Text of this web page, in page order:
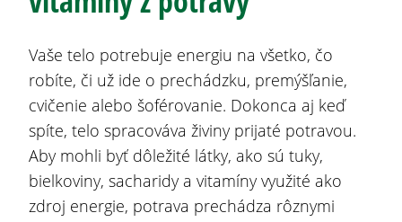
Vaše telo potrebuje energiu na všetko, čo
robíte, či už ide o prechádzku, premýšľanie,
cvičenie alebo šoférovanie. Dokonca aj keď
spíte, telo spracováva živiny prijaté potravou.
Aby mohli byť dôležité látky, ako sú tuky,
bielkoviny, sacharidy a vitamíny využité ako
zdroj energie, potrava prechádza rôznymi